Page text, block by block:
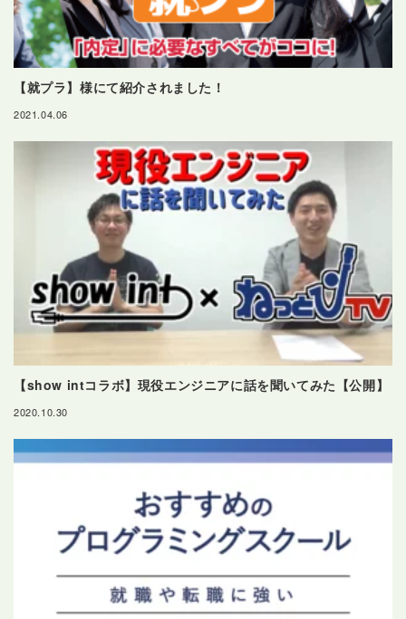
【就プラ】様にて紹介されました！
2021.04.06
【show intコラボ】現役エンジニアに話を聞いてみた【公開】
2020.10.30